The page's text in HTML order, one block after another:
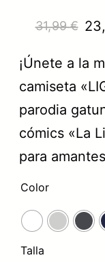
31,99€ E
p
r
e
c
i
o
r
¡Únete a la
camiseta
parodia
cómics «La
para
Color
Talla